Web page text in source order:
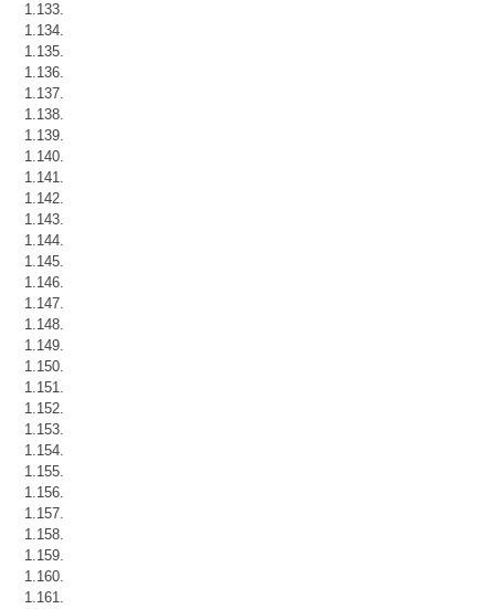
1.133.
1.134.
1.135.
1.136.
1.137.
1.138.
1.139.
1.140.
1.141.
1.142.
1.143.
1.144.
1.145.
1.146.
1.147.
1.148.
1.149.
1.150.
1.151.
1.152.
1.153.
1.154.
1.155.
1.156.
1.157.
1.158.
1.159.
1.160.
1.161.